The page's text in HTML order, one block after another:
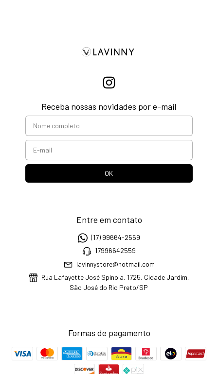
Receba nossas novidades por e-mail
Entre em contato
(17) 99664-2559
17996642559
lavinnystore@hotmail.com
Rua Lafayette José Spinola, 1725, Cidade Jardim,
São José do Rio Preto/SP
Formas de pagamento